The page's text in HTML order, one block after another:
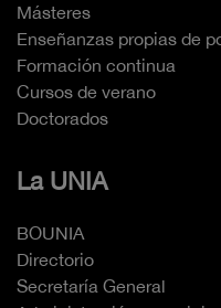
Másteres
Enseñanzas propias de
Formación continua
Cursos de verano
Doctorados
La UNIA
BOUNIA
Directorio
Secretaría General